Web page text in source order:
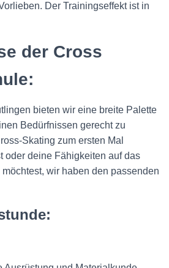
Der Trainingseffekt ist in
der Cross
bieten wir eine breite Palette
Bedürfnissen gerecht zu
Skating zum ersten Mal
oder deine Fähigkeiten auf das
wir haben den passenden